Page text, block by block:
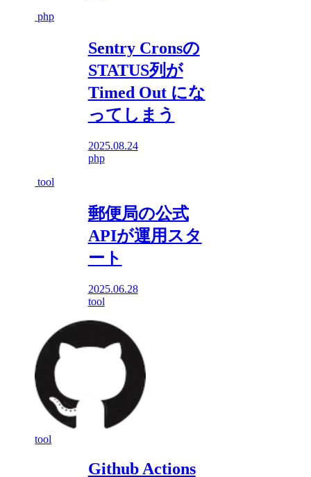
php
Sentry Cronsの
STATUS列が
Timed Out にな
ってしまう
2025.08.24
php
tool
郵便局の公式
APIが運用スタ
ート
2025.06.28
tool
tool
Github Actions